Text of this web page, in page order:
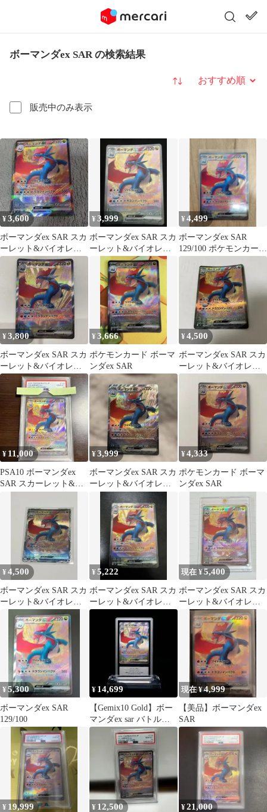
ボーマンダex SAR の検索結果
販売中のみ表示
並び替え
¥3,600
ボーマンダex SAR スカ
ーレット&バイオレッ
ト 拡張パック バトルパ
ートナ…
¥3,999
ボーマンダex SAR スカ
ーレット&バイオレッ
ト 拡張パック バトルパ
ートナ…
¥4,499
ボーマンダex SAR
129/100 ポケモンカード
美品
¥3,800
ボーマンダex SAR スカ
ーレット&バイオレッ
ト 拡張パック バトルパ
ートナ…
¥3,666
ポケモンカード ボーマ
ンダex SAR
¥4,500
ボーマンダex SAR スカ
ーレット&バイオレッ
ト 拡張パック バトルパ
ートナ…
¥ 11,000
PSA10 ボーマンダex
SAR スカーレット&バ
¥3,999
ボーマンダex SAR スカ
ーレット&バイオレッ
ト バトルパートナーズ
¥4,333
ポケモンカード ボーマ
ンダex SAR
¥4,500
ボーマンダex SAR スカ
ーレット&バイオレッ
ト 拡張パック バトルパ
ートナ…
¥5,222
ボーマンダex SAR スカ
ーレット&バイオレッ
ト 拡張パック バトルパ
ートナ…
現在 ¥5,400
ボーマンダex SAR スカ
ーレット&バイオレッ
ト 拡張パック バトルパ
ートナズ
¥5,300
ボーマンダex SAR
129/100
¥ 14,699
【Gemix10 Gold】ボー
マンダex sar バトルパ
ートナーズ
現在 ¥4,999
【美品】ボーマンダex
SAR
¥ 19,999 ¥ 12,500 ¥21,000